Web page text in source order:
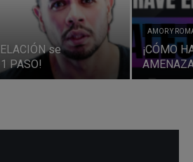
se
PASO!
AMOR Y
¡CÓMO